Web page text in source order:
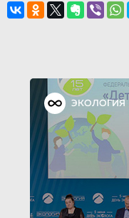
ЭКОЛОГИЯ